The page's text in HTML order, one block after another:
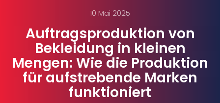
10 Mai 2025
Auftragsproduktion von
Bekleidung in kleinen
Mengen: Wie die Produktion
für aufstrebende Marken
funktioniert